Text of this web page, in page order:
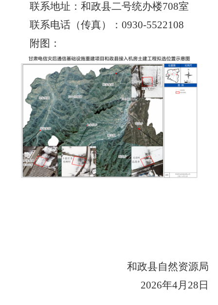
联系地址：和政县二号统办楼708室
联系电话（传真）：0930-5522108
附图 ：
和政县自然资源局
2026年4月28日